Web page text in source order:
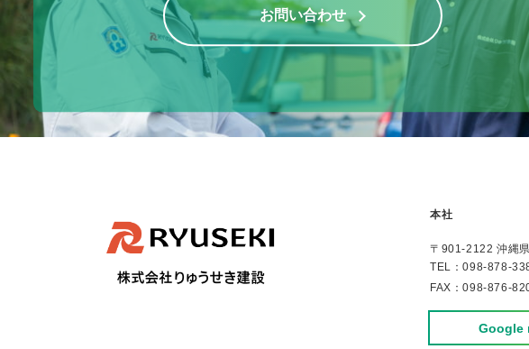
お問い合わせ
本社
〒901-2122 沖縄
TEL：098-878-
FAX：098-876-
Google